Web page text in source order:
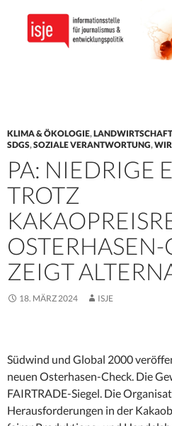
KLIMA & ÖKOLOGIE,LANDWIRTSCHAFT
SDGS,SOZIALE VERANTWORTUNG,
PA: NIEDRIGE
TROTZ
ZEIGT
18. MÄRZ 2024 ISJE
Südwind und Global 2000
neuen Osterhasen-Check. Die
FAIRTRADE-Siegel. Die
Herausforderungen in der